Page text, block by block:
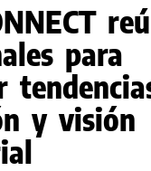
para
y visión